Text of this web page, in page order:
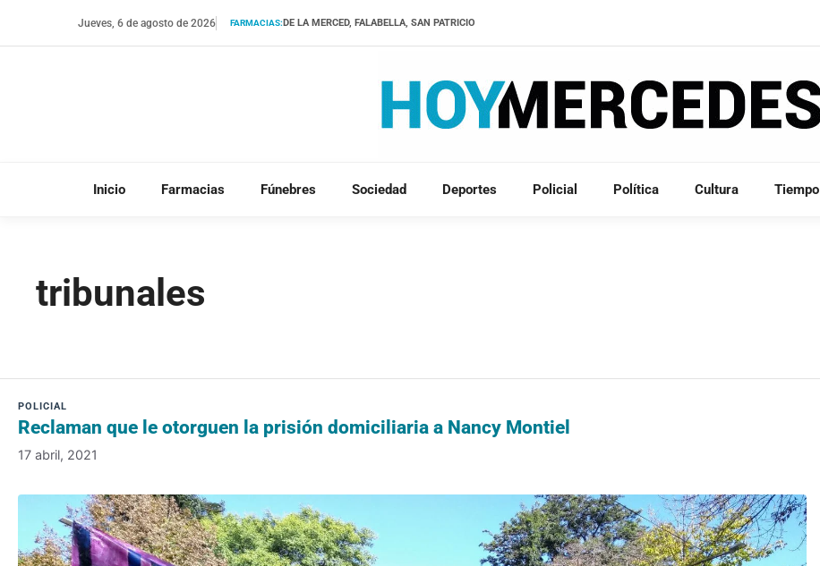
Jueves, 6 de agosto de 2026 FARMACIAS:DE LA MERCED, FALABELLA, SAN PATRICIO
Inicio Farmacias Fúnebres Sociedad Deportes Policial Política Cultura Tiempo
tribunales
Reclaman que le otorguen la prisión domiciliaria a Nancy Montiel
17 abril, 2021